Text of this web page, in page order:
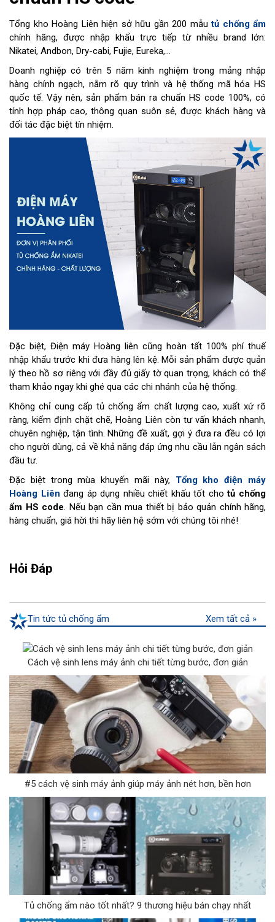
Tổng kho Hoàng Liên hiện sở hữu gần 200 mẫutủ chống ẩm
chính hãng, được nhập khẩu trực tiếp từ nhiều brand lớn:
Nikatei, Andbon, Dry-cabi, Fujie, Eureka,...
Doanh nghiệp có trên 5 năm kinh nghiệm trong mảng nhập
hàng chính ngạch, nắm rõ quy trình và hệ thống mã hóa HS
quốc tế. Vậy nên, sản phẩm bán ra chuẩn HS code 100%, có
tính hợp pháp cao, thông quan suôn sẻ, được khách hàng và
đối tác đặc biệt tín nhiệm.
Đặc biệt, Điện máy Hoàng liên cũng hoàn tất 100% phí thuế
nhập khẩu trước khi đưa hàng lên kệ. Mỗi sản phẩm được quản
lý theo hồ sơ riêng với đầy đủ giấy tờ quan trọng, khách có thể
tham khảo ngay khi ghé qua các chi nhánh của hệ thống.
Không chỉ cung cấp tủ chống ẩm chất lượng cao, xuất xứ rõ
ràng, kiểm định chặt chẽ, Hoàng Liên còn tư vấn khách nhanh,
chuyên nghiệp, tận tình. Những đề xuất, gợi ý đưa ra đều có lợi
cho người dùng, cả về khả năng đáp ứng nhu cầu lẫn ngân sách
đầu tư.
Đặc biệt trong mùa khuyến mãi này, Tổng kho điện máy
Hoàng Liên đang áp dụng nhiều chiết khấu tốt chotủ chống
ẩm HS code. Nếu bạn cần mua thiết bị bảo quản chính hãng,
hàng chuẩn, giá hời thì hãy liên hệ sớm với chúng tôi nhé!
Hỏi Đáp
Tin tức tủ chống ẩm Xem tất cả »
Cách vệ sinh lens máy ảnh chi tiết từng bước, đơn giản
#5 cách vệ sinh máy ảnh giúp máy ảnh nét hơn, bền hơn
Tủ chống ẩm nào tốt nhất? 9 thương hiệu bán chạy nhất